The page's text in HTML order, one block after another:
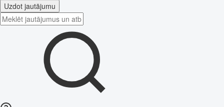
Uzdot jautājumu